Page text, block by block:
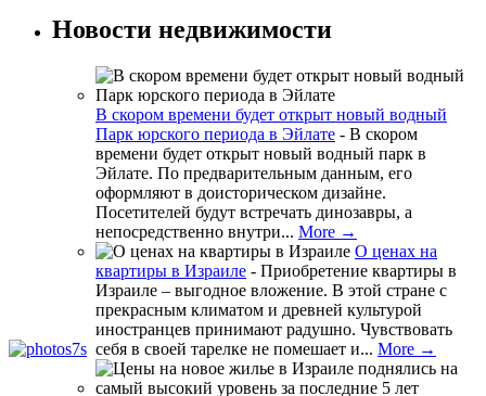
Новости недвижимости
В скором времени будет открыт новый водный
Парк юрского периода в Эйлате - В скором
времени будет открыт новый водный парк в
Эйлате. По предварительным данным, его
оформляют в доисторическом дизайне.
Посетителей будут встречать динозавры, а
непосредственно внутри... More →
О ценах на
квартиры в Израиле - Приобретение квартиры в
Израиле – выгодное вложение. В этой стране с
прекрасным климатом и древней культурой
иностранцев принимают радушно. Чувствовать
себя в своей тарелке не помешает и... More →